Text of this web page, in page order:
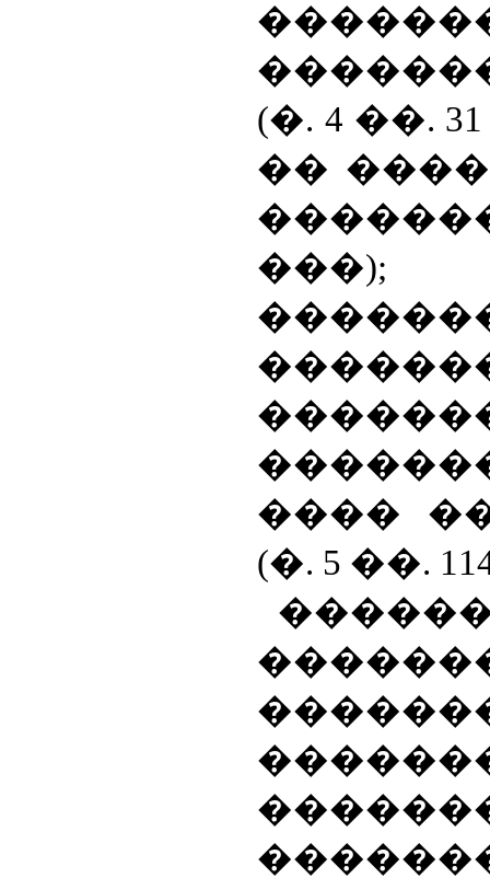
(�. 4 ��.
��
���);
����
(�. 5 ��.